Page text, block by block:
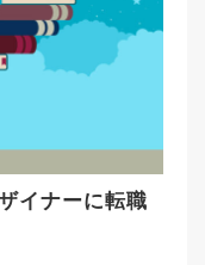
イナーに転職